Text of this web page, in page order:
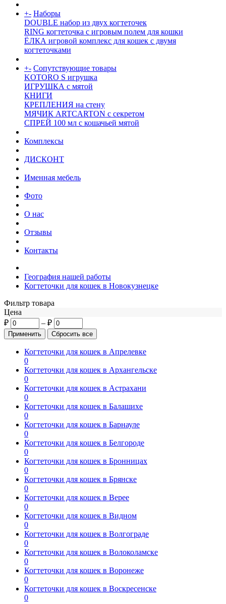
+- Наборы
DOUBLE набор из двух когтеточек
RING когтеточка c игровым полем для кошки
ЁЛКА игровой комплекс для кошек с двумя
когтеточками
+- Сопутствующие товары
KOTORO S игрушка
ИГРУШКА с мятой
КНИГИ
КРЕПЛЕНИЯ на стену
МЯЧИК ARTCARTON с секретом
СПРЕЙ 100 мл с кошачьей мятой
Комплексы
ДИСКОНТ
Именная мебель
Фото
О нас
Отзывы
Контакты
География нашей работы
Когтеточки для кошек в Новокузнецке
Фильтр товара
Цена
₽
– ₽
Когтеточки для кошек в Апрелевке
0
Когтеточки для кошек в Архангельске
0
Когтеточки для кошек в Астрахани
0
Когтеточки для кошек в Балашихе
0
Когтеточки для кошек в Барнауле
0
Когтеточки для кошек в Белгороде
0
Когтеточки для кошек в Бронницах
0
Когтеточки для кошек в Брянске
0
Когтеточки для кошек в Верее
0
Когтеточки для кошек в Видном
0
Когтеточки для кошек в Волгограде
0
Когтеточки для кошек в Волоколамске
0
Когтеточки для кошек в Воронеже
0
Когтеточки для кошек в Воскресенске
0